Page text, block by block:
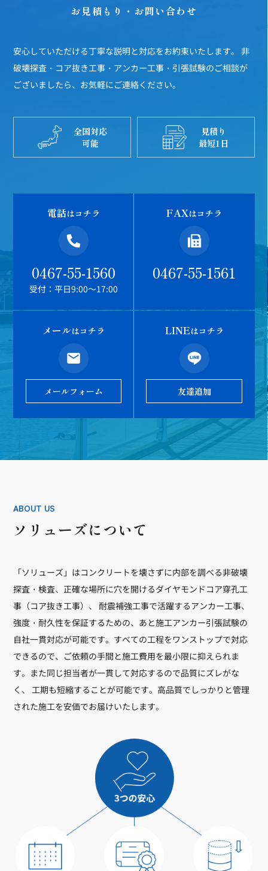
お見積もり・お問い合わせ
安心していただける丁寧な説明と対応をお約束いたします。
非
破壊探査・コア抜き工事・アンカー工事・引張試験のご相談が
ございましたら、お気軽にご連絡ください。
全国対応
可能
見積り
最短1日
電話はコチラ
0467-55-1560
受付：平日9:00～17:00
FAXはコチラ
0467-55-1561
メールはコチラ
メールフォーム
LINEはコチラ
友達追加
ABOUT US
ソリューズについて
「ソリューズ」はコンクリートを壊さずに内部を調べる非破壊
探査・検査、正確な場所に穴を開けるダイヤモンドコア穿孔工
事（コア抜き工事）、 耐震補強工事で活躍するアンカー工事、
強度・耐久性を保証するための、あと施工アンカー引張試験の
自社一貫対応が可能です。すべての工程をワンストップで対応
できるので、ご依頼の手間と施工費用を最小限に抑えられま
す。また同じ担当者が一貫して対応するので品質にズレがな
く、 工期も短縮することが可能です。高品質でしっかりと管理
された施工を安価でお届けいたします。